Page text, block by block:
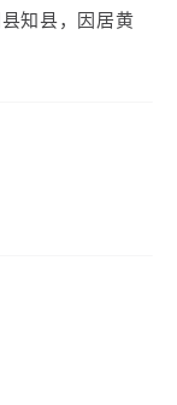
知县，因居黄